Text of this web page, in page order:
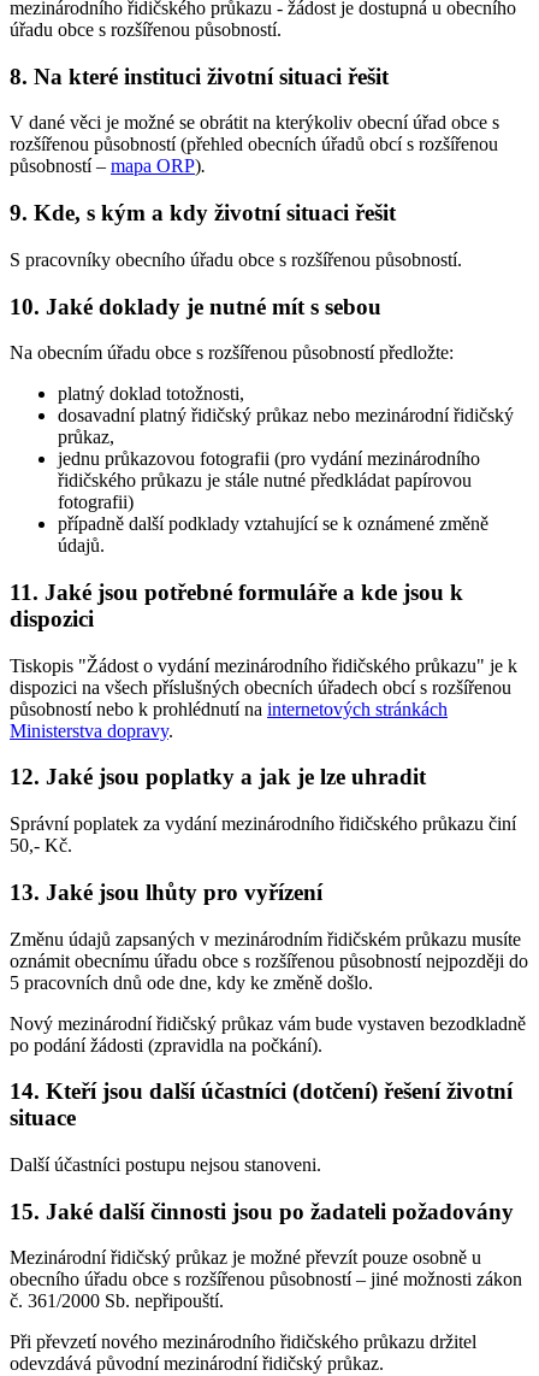
mezinárodního řidičského průkazu - žádost je dostupná u obecního
úřadu obce s rozšířenou působností.
8. Na které instituci životní situaci řešit
V dané věci je možné se obrátit na kterýkoliv obecní úřad obce s
rozšířenou působností (přehled obecních úřadů obcí s rozšířenou
působností – mapa ORP).
9. Kde, s kým a kdy životní situaci řešit
S pracovníky obecního úřadu obce s rozšířenou působností.
10. Jaké doklady je nutné mít s sebou
Na obecním úřadu obce s rozšířenou působností předložte:
platný doklad totožnosti,
dosavadní platný řidičský průkaz nebo mezinárodní řidičský
průkaz,
jednu průkazovou fotografii (pro vydání mezinárodního
řidičského průkazu je stále nutné předkládat papírovou
fotografii)
případně další podklady vztahující se k oznámené změně
údajů.
11. Jaké jsou potřebné formuláře a kde jsou k
dispozici
Tiskopis "Žádost o vydání mezinárodního řidičského průkazu" je k
dispozici na všech příslušných obecních úřadech obcí s rozšířenou
působností nebo k prohlédnutí na internetových stránkách
Ministerstva dopravy.
12. Jaké jsou poplatky a jak je lze uhradit
Správní poplatek za vydání mezinárodního řidičského průkazu činí
50,- Kč.
13. Jaké jsou lhůty pro vyřízení
Změnu údajů zapsaných v mezinárodním řidičském průkazu musíte
oznámit obecnímu úřadu obce s rozšířenou působností nejpozději do
5 pracovních dnů ode dne, kdy ke změně došlo.
Nový mezinárodní řidičský průkaz vám bude vystaven bezodkladně
po podání žádosti (zpravidla na počkání).
14. Kteří jsou další účastníci (dotčení) řešení životní
situace
Další účastníci postupu nejsou stanoveni.
15. Jaké další činnosti jsou po žadateli požadovány
Mezinárodní řidičský průkaz je možné převzít pouze osobně u
obecního úřadu obce s rozšířenou působností – jiné možnosti zákon
č. 361/2000 Sb. nepřipouští.
Při převzetí nového mezinárodního řidičského průkazu držitel
odevzdává původní mezinárodní řidičský průkaz.